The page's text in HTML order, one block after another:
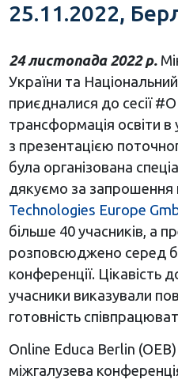
25.11.2022,
24 листопада 2022 р.
України та
приєдналися до сесії
трансформація освіти
з презентацією
була організована
дякуємо за запрошення
Technologies Europe
більше 40 учасників, а
розповсюджено серед
конференції. Цікавість
учасники виказували
готовність
Online Educa Berlin
міжгалузева